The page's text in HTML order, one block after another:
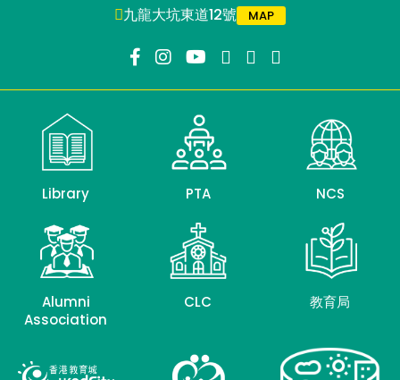
九龍大坑東道12號
MAP
Library PTA NCS
Alumni
Association
CLC 教育局